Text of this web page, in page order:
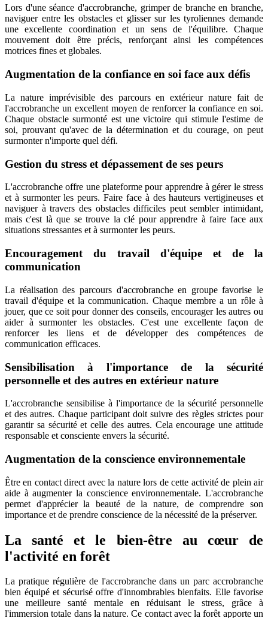
Lors d'une séance d'accrobranche, grimper de branche en branche,
naviguer entre les obstacles et glisser sur les tyroliennes demande
une excellente coordination et un sens de l'équilibre. Chaque
mouvement doit être précis, renforçant ainsi les compétences
motrices fines et globales.
Augmentation de la confiance en soi face aux défis
La nature imprévisible des parcours en extérieur nature fait de
l'accrobranche un excellent moyen de renforcer la confiance en soi.
Chaque obstacle surmonté est une victoire qui stimule l'estime de
soi, prouvant qu'avec de la détermination et du courage, on peut
surmonter n'importe quel défi.
Gestion du stress et dépassement de ses peurs
L'accrobranche offre une plateforme pour apprendre à gérer le stress
et à surmonter les peurs. Faire face à des hauteurs vertigineuses et
naviguer à travers des obstacles difficiles peut sembler intimidant,
mais c'est là que se trouve la clé pour apprendre à faire face aux
situations stressantes et à surmonter les peurs.
Encouragement du travail d'équipe et de la
communication
La réalisation des parcours d'accrobranche en groupe favorise le
travail d'équipe et la communication. Chaque membre a un rôle à
jouer, que ce soit pour donner des conseils, encourager les autres ou
aider à surmonter les obstacles. C'est une excellente façon de
renforcer les liens et de développer des compétences de
communication efficaces.
Sensibilisation à l'importance de la sécurité
personnelle et des autres en extérieur nature
L'accrobranche sensibilise à l'importance de la sécurité personnelle
et des autres. Chaque participant doit suivre des règles strictes pour
garantir sa sécurité et celle des autres. Cela encourage une attitude
responsable et consciente envers la sécurité.
Augmentation de la conscience environnementale
Être en contact direct avec la nature lors de cette activité de plein air
aide à augmenter la conscience environnementale. L'accrobranche
permet d'apprécier la beauté de la nature, de comprendre son
importance et de prendre conscience de la nécessité de la préserver.
La santé et le bien-être au cœur de
l'activité en forêt
La pratique régulière de l'accrobranche dans un parc accrobranche
bien équipé et sécurisé offre d'innombrables bienfaits. Elle favorise
une meilleure santé mentale en réduisant le stress, grâce à
l'immersion totale dans la nature. Ce contact avec la forêt apporte un